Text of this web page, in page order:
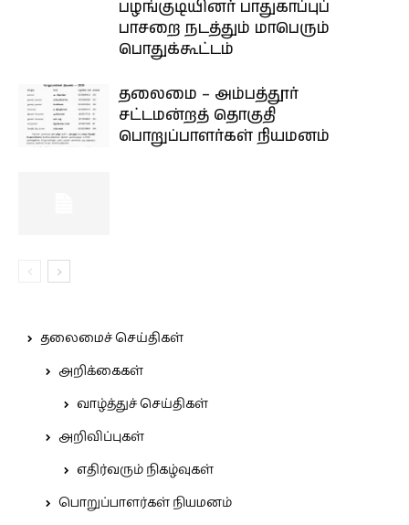
பழங்குடியினர் பாதுகாப்புப்
பாசறை நடத்தும் மாபெரும்
பொதுக்கூட்டம்
தலைமை – அம்பத்தூர்
சட்டமன்றத் தொகுதி
பொறுப்பாளர்கள் நியமனம்
தலைமைச் செய்திகள்
அறிக்கைகள்
வாழ்த்துச் செய்திகள்
அறிவிப்புகள்
எதிர்வரும் நிகழ்வுகள்
பொறுப்பாளர்கள் நியமனம்